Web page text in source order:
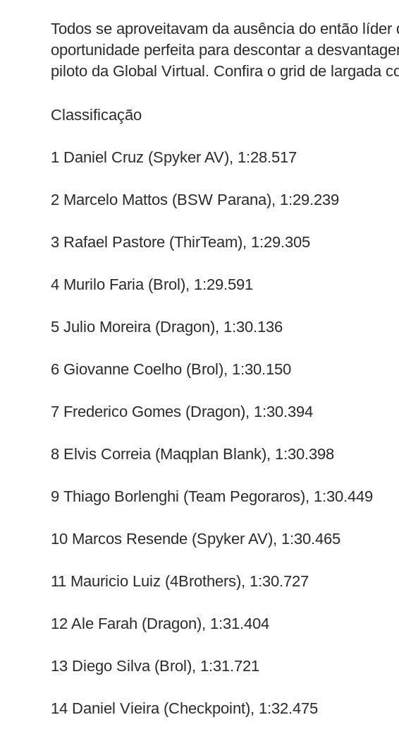
Todos se aproveitavam da ausência do então
oportunidade perfeita para descontar a
piloto da Global Virtual. Confira o grid de largada
Classificação
1 Daniel Cruz (Spyker AV), 1:28.517
2 Marcelo Mattos (BSW Parana), 1:29.239
3 Rafael Pastore (ThirTeam), 1:29.305
4 Murilo Faria (Brol), 1:29.591
5 Julio Moreira (Dragon), 1:30.136
6 Giovanne Coelho (Brol), 1:30.150
7 Frederico Gomes (Dragon), 1:30.394
8 Elvis Correia (Maqplan Blank), 1:30.398
9 Thiago Borlenghi (Team Pegoraros), 1:30.449
10 Marcos Resende (Spyker AV), 1:30.465
11 Mauricio Luiz (4Brothers), 1:30.727
12 Ale Farah (Dragon), 1:31.404
13 Diego Silva (Brol), 1:31.721
14 Daniel Vieira (Checkpoint), 1:32.475